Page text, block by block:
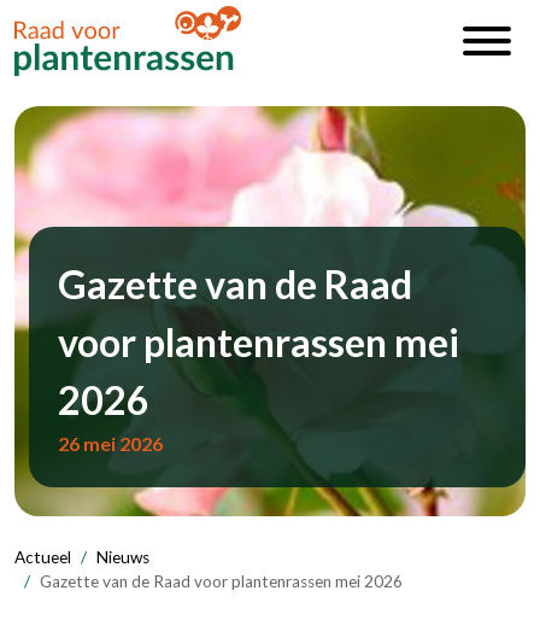
Gazette van de Raad
voor plantenrassen mei
2026
26 mei 2026
Actueel
Nieuws
Gazette van de Raad voor plantenrassen mei 2026